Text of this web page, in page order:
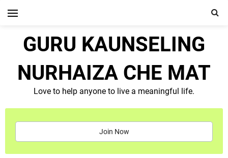
GURU KAUNSELING
NURHAIZA CHE MAT
Love to help anyone to live a meaningful life.
Join Now